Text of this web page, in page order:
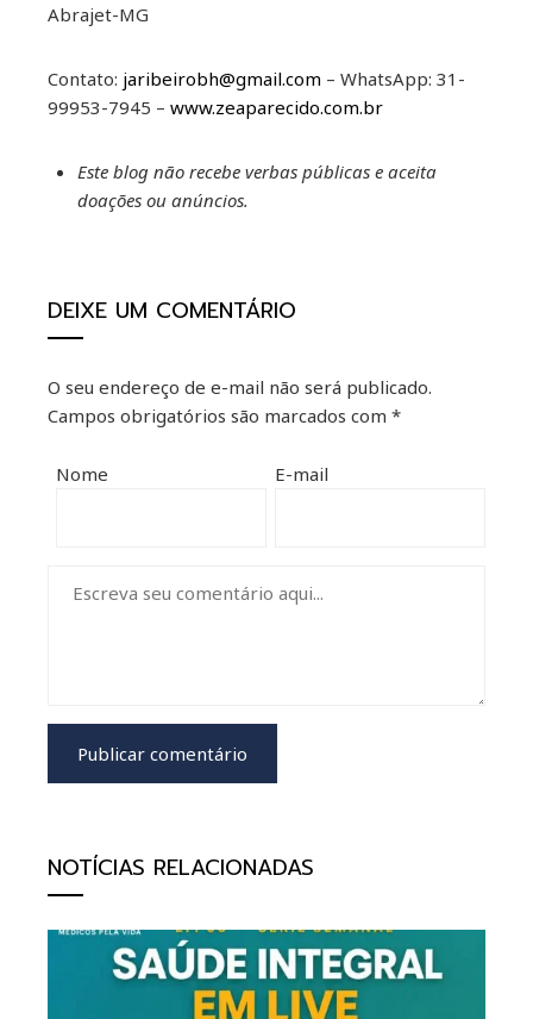
Abrajet-MG
Contato: jaribeirobh@gmail.com – WhatsApp: 31-
99953-7945 – www.zeaparecido.com.br
Este blog não recebe verbas públicas e aceita
doações ou anúncios.
DEIXE UM COMENTÁRIO
O seu endereço de e-mail não será publicado.
Campos obrigatórios são marcados com *
Nome E-mail
NOTÍCIAS RELACIONADAS